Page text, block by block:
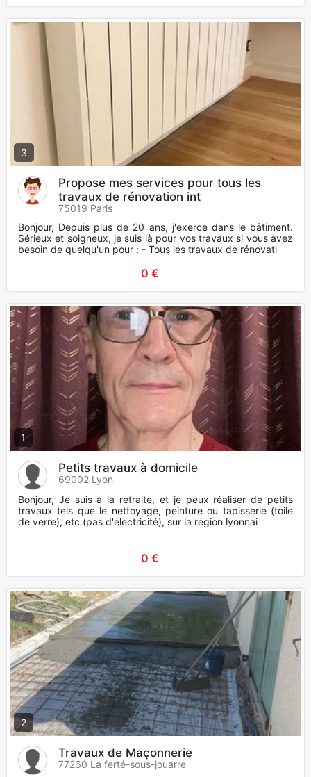
3
Propose mes services pour tous les
travaux de rénovation int
75019 Paris
Bonjour, Depuis plus de 20 ans, j'exerce dans le bâtiment.
Sérieux et soigneux, je suis là pour vos travaux si vous avez
besoin de quelqu'un pour : - Tous les travaux de rénovati
0 €
1
Petits travaux à domicile
69002 Lyon
Bonjour, Je suis à la retraite, et je peux réaliser de petits
travaux tels que le nettoyage, peinture ou tapisserie (toile
de verre), etc.(pas d'électricité), sur la région lyonnai
0 €
2
Travaux de Maçonnerie
77260 La ferté-sous-jouarre